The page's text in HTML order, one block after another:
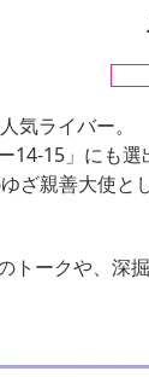
気ライバー。
15」にも選
ざ親善大使
ークや、深